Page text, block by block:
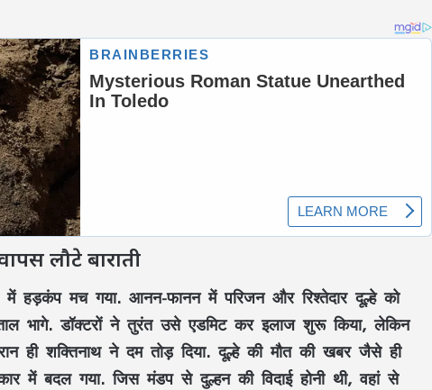
लौटे बाराती
में हड़कंप मच गया. आनन-फानन में परिजन और रिश्तेदार दूल्हे को
भागे. डॉक्टरों ने तुरंत उसे एडमिट कर इलाज शुरू किया, लेकिन
ही शक्तिनाथ ने दम तोड़ दिया. दूल्हे की मौत की खबर जैसे ही
में बदल गया. जिस मंडप से दुल्हन की विदाई होनी थी, वहां से
यात्रा: विधायक भावना बोहरा 10 अगस्त से करेंगी
पदयात्रा, 16 अगस्त को होगा जलाभिषेक
पुनर्वासित बेटियां : हथकरघा फैशन शो में दिखाया
हुनर, मुख्यमंत्री साय ने जमकर सराहा
प्रेमिका ने ठुकराया शादी का प्रस्ताव तो भड़का
प्रेमी : वीडियो कॉल के फोटो-वीडियो इंस्टाग्राम पर